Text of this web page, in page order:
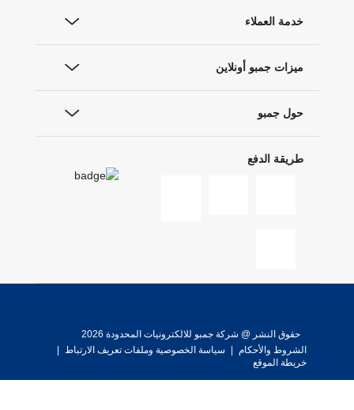
خدمة العملاء
ميزات جمبو أونلاين
حول جمبو
طريقة الدفع
حقوق النشر @ شركة جمبو للالكترونيات المحدودة 2026
الشروط والأحكام
سياسة الخصوصية وملفات تعريف الارتباط
خريطة الموقع